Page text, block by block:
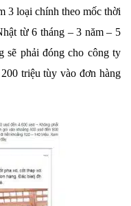
3 loại chính theo mốc thời
từ 6 tháng – 3 năm – 5
sẽ phải đóng cho công ty
triệu tùy vào đơn hàng